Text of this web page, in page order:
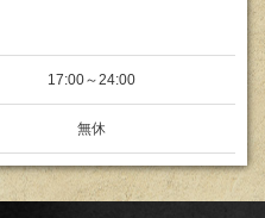
17:00～24:00
無休